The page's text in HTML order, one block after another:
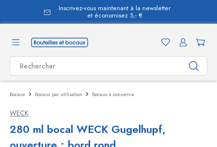
principal
Inscrivez-vous maintenant à la newsletter
et économisez 5,- €
Bocaux Bocaux par utilisation Bocaux à conserve
WECK
280 ml bocal WECK Gugelhupf,